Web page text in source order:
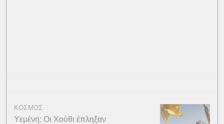
ΚΟΣΜΟΣ
Υεμένη: Οι Χούθι έπληξαν